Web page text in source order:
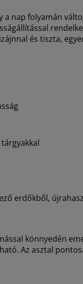
nap folyamán
és tiszta,
erdőkből,
könnyedén
Az asztal